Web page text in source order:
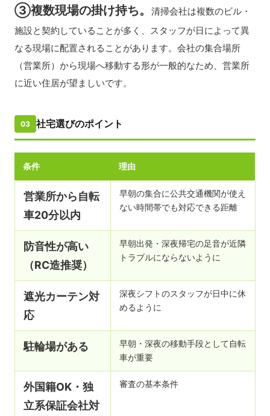
③複数現場の掛け持ち。清掃会社は複数のビル・
施設と契約していることが多く、スタッフが日によって異
なる現場に配置されることがあります。会社の集合場所
（営業所）から現場へ移動する形が一般的なため、営業所
に近い住居が望ましいです。
03 社宅選びのポイント
条件 理由
営業所から自転
車20分以内
早朝の集合に公共交通機関が使え
ない時間帯でも対応できる距離
防音性が高い
（RC造推奨）
早朝出発・深夜帰宅の足音が近隣
トラブルにならないように
遮光カーテン対
応
深夜シフトのスタッフが日中に休
めるように
駐輪場がある
早朝・深夜の移動手段として自転
車が重要
外国籍OK・独
立系保証会社対
審査の基本条件